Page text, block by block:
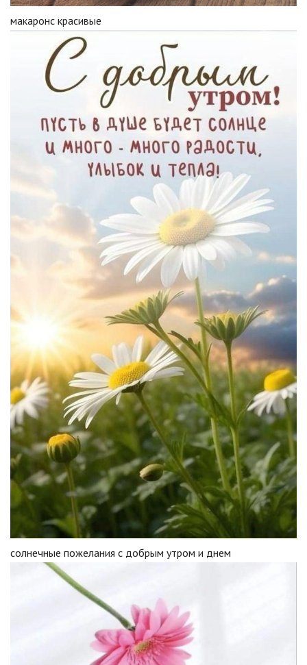
макаронс красивые
солнечные пожелания с добрым утром и днем